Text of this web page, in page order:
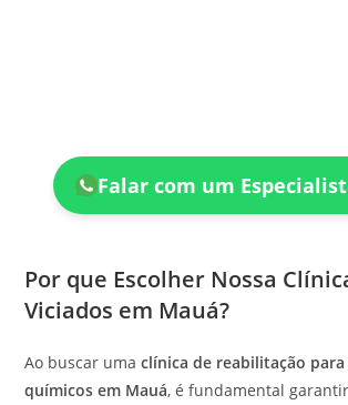
Falar com um
Por que Escolher Nossa
Viciados em Mauá?
Ao buscar umaclínica de reabilitação
químicos em Mauá, é fundamental